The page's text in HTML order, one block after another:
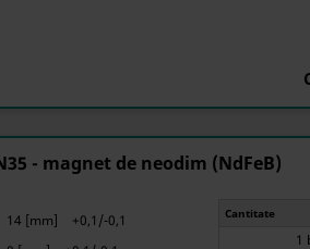
- magnet de neodim (NdFeB)
14 [mm]
+0,1/-0,1
Cantitate